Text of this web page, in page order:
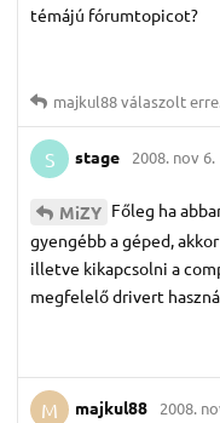
témájú fórumtopicot?
majkul88válaszolt
S stage 2008. nov 6.
MiZY Főleg ha
gyengébb a géped,
illetve kikapcsolni a
megfelelő drivert
M majkul88 2008.